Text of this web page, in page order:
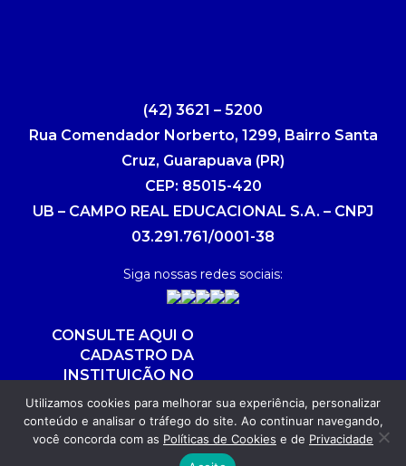
(42) 3621 – 5200
Rua Comendador Norberto, 1299, Bairro Santa
Cruz, Guarapuava (PR)
CEP: 85015-420
UB – CAMPO REAL EDUCACIONAL S.A. – CNPJ
03.291.761/0001-38
Siga nossas redes sociais:
CONSULTE AQUI O
CADASTRO DA
INSTITUIÇÃO NO
SISTEMA E-MEC
Utilizamos cookies para melhorar sua experiência, personalizar
conteúdo e analisar o tráfego do site. Ao continuar navegando,
você concorda com as Políticas de Cookies e de Privacidade